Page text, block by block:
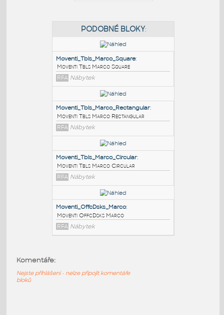
PODOBNÉ BLOKY
Moventi_Tbls_Marco_Square
Moventi Tbls Marco Square
RFA Nábytek
Moventi_Tbls_Marco_Rectangular
Moventi Tbls Marco Rectangular
RFA Nábytek
Komentáře:
Nejste přihlášeni - nelze připojit komentáře
bloků